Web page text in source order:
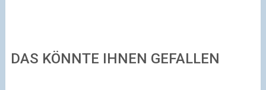
DAS KÖNNTE IHNEN GEFALLEN